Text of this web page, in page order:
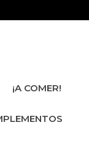
¡A COMER!